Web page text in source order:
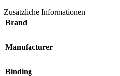
Zusätzliche Informationen
Brand
Manufacturer
Binding